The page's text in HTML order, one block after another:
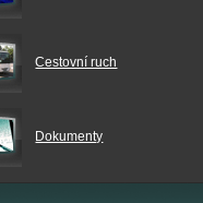
Cestovní ruch
Dokumenty